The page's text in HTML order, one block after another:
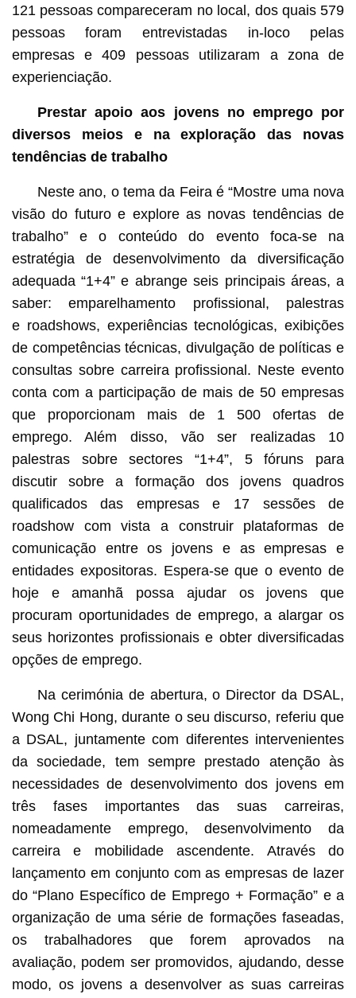
121 pessoas compareceram no local, dos quais 579
pessoas foram entrevistadas in-loco pelas
empresas e 409 pessoas utilizaram a zona de
experienciação.
Prestar apoio aos jovens no emprego por
diversos meios e na exploração das novas
tendências de trabalho
Neste ano, o tema da Feira é “Mostre uma nova
visão do futuro e explore as novas tendências de
trabalho” e o conteúdo do evento foca-se na
estratégia de desenvolvimento da diversificação
adequada “1+4” e abrange seis principais áreas, a
saber: emparelhamento profissional, palestras
e roadshows, experiências tecnológicas, exibições
de competências técnicas, divulgação de políticas e
consultas sobre carreira profissional. Neste evento
conta com a participação de mais de 50 empresas
que proporcionam mais de 1 500 ofertas de
emprego. Além disso, vão ser realizadas 10
palestras sobre sectores “1+4”, 5 fóruns para
discutir sobre a formação dos jovens quadros
qualificados das empresas e 17 sessões de
roadshow com vista a construir plataformas de
comunicação entre os jovens e as empresas e
entidades expositoras. Espera-se que o evento de
hoje e amanhã possa ajudar os jovens que
procuram oportunidades de emprego, a alargar os
seus horizontes profissionais e obter diversificadas
opções de emprego.
Na cerimónia de abertura, o Director da DSAL,
Wong Chi Hong, durante o seu discurso, referiu que
a DSAL, juntamente com diferentes intervenientes
da sociedade, tem sempre prestado atenção às
necessidades de desenvolvimento dos jovens em
três fases importantes das suas carreiras,
nomeadamente emprego, desenvolvimento da
carreira e mobilidade ascendente. Através do
lançamento em conjunto com as empresas de lazer
do “Plano Específico de Emprego + Formação” e a
organização de uma série de formações faseadas,
os trabalhadores que forem aprovados na
avaliação, podem ser promovidos, ajudando, desse
modo, os jovens a desenvolver as suas carreiras